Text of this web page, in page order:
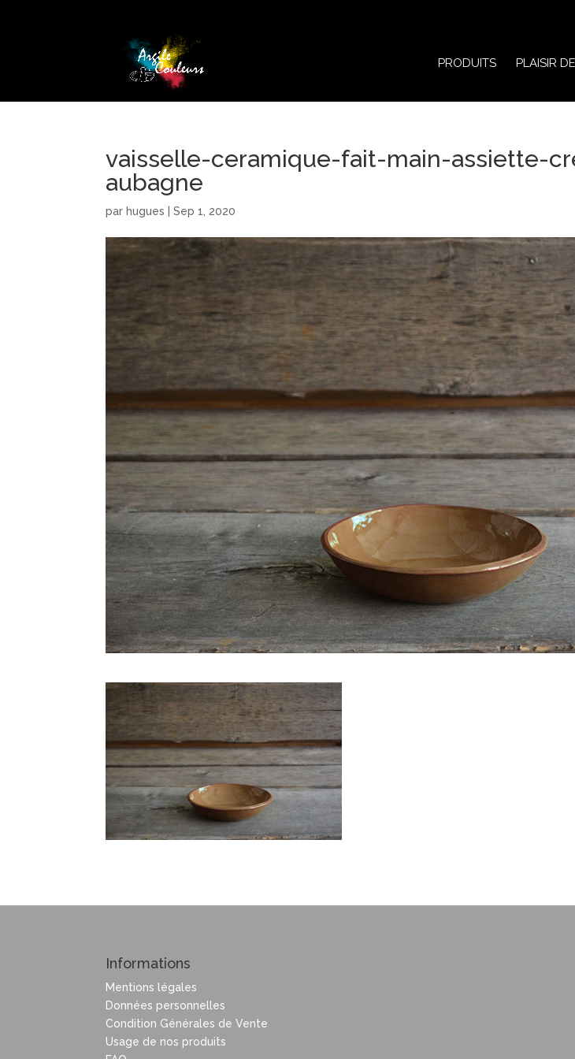
PRODUITS PLAISIR
vaisselle-ceramique-fait-main-assiette-
aubagne
par hugues |Sep 1, 2020
Informations
Mentions légales
Données personnelles
Condition Générales de Vente
Usage de nos produits